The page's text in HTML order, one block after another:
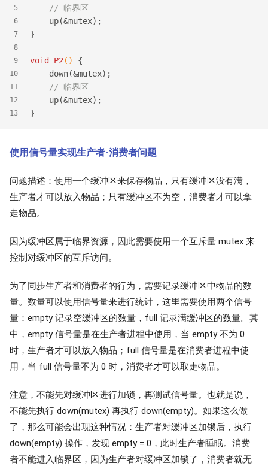
5
6
7
8
9
10
11
12
13
// 临界区
    up(&mutex);
}
void P2 ()
{
    down(&mutex);
// 临界区
    up(&mutex);
}
使用信号量实现生产者-消费者问题
问题描述：使用一个缓冲区来保存物品，只有缓冲区没有满，
生产者才可以放入物品；只有缓冲区不为空，消费者才可以拿
走物品。
因为缓冲区属于临界资源，因此需要使用一个互斥量 mutex 来
控制对缓冲区的互斥访问。
为了同步生产者和消费者的行为，需要记录缓冲区中物品的数
量。数量可以使用信号量来进行统计，这里需要使用两个信号
量：empty 记录空缓冲区的数量，full 记录满缓冲区的数量。其
中，empty 信号量是在生产者进程中使用，当 empty 不为 0
时，生产者才可以放入物品；full 信号量是在消费者进程中使
用，当 full 信号量不为 0 时，消费者才可以取走物品。
注意，不能先对缓冲区进行加锁，再测试信号量。也就是说，
不能先执行 down(mutex) 再执行 down(empty)。如果这么做
了，那么可能会出现这种情况：生产者对缓冲区加锁后，执行
down(empty) 操作，发现 empty = 0，此时生产者睡眠。消费
者不能进入临界区，因为生产者对缓冲区加锁了，消费者就无